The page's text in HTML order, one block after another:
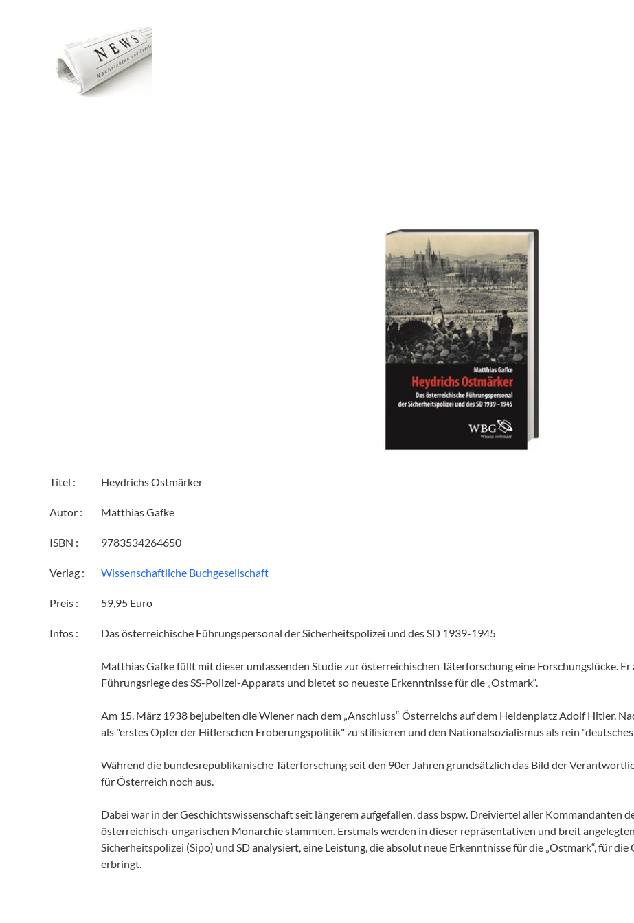
Zum Hauptinhalt springen
Titel : Heydrichs Ostmärker
Autor : Matthias Gafke
ISBN : 9783534264650
Verlag : Wissenschaftliche Buchgesellschaft
Preis : 59,95 Euro
Infos : Das österreichische Führungspersonal der Sicherheitspolizei und des SD 1939-1945
Matthias Gafke füllt mit dieser umfassenden Studie zur österreichischen Täterforschung eine Forschungslücke.
Führungsriege des SS-Polizei-Apparats und bietet so neueste Erkenntnisse für die „Ostmark“.
Am 15. März 1938 bejubelten die Wiener nach dem „Anschluss“ Österreichs auf dem Heldenplatz Adolf Hitler.
als "erstes Opfer der Hitlerschen Eroberungspolitik" zu stilisieren und den Nationalsozialismus als rein
Während die bundesrepublikanische Täterforschung seit den 90er Jahren grundsätzlich das Bild der
für Österreich noch aus.
Dabei war in der Geschichtswissenschaft seit längerem aufgefallen, dass bspw. Dreiviertel aller Kommandanten
österreichisch-ungarischen Monarchie stammten. Erstmals werden in dieser repräsentativen und breit
Sicherheitspolizei (Sipo) und SD analysiert, eine Leistung, die absolut neue Erkenntnisse für die „Ostmark“, für
erbringt.